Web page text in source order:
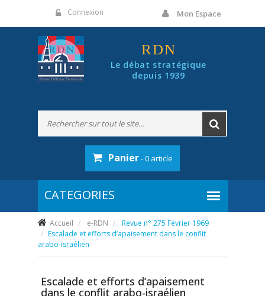
Connexion Mon Espace
RDN
Le débat stratégique
depuis 1939
Panier- 0 article
Accueil e-RDN
Revue n° 275 Février 1969
Escalade et efforts d’apaisement dans le conflit
arabo-israélien
Escalade et efforts d’apaisement
dans le conflit arabo-israélien